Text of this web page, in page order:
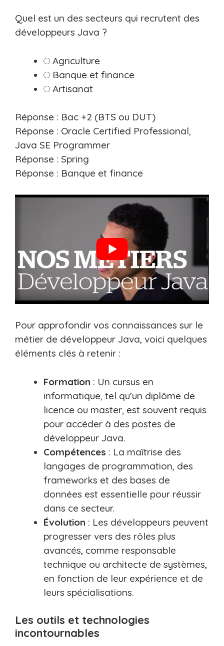
Quel est un des secteurs qui recrutent des
développeurs Java ?
Agriculture
Banque et finance
Artisanat
Réponse : Bac +2 (BTS ou DUT)
Réponse : Oracle Certified Professional,
Java SE Programmer
Réponse : Spring
Réponse : Banque et finance
Pour approfondir vos connaissances sur le
métier de développeur Java, voici quelques
éléments clés à retenir :
Formation : Un cursus en
informatique, tel qu’un diplôme de
licence ou master, est souvent requis
pour accéder à des postes de
développeur Java.
Compétences : La maîtrise des
langages de programmation, des
frameworks et des bases de
données est essentielle pour réussir
dans ce secteur.
Évolution : Les développeurs peuvent
progresser vers des rôles plus
avancés, comme responsable
technique ou architecte de systèmes,
en fonction de leur expérience et de
leurs spécialisations.
Les outils et technologies
incontournables